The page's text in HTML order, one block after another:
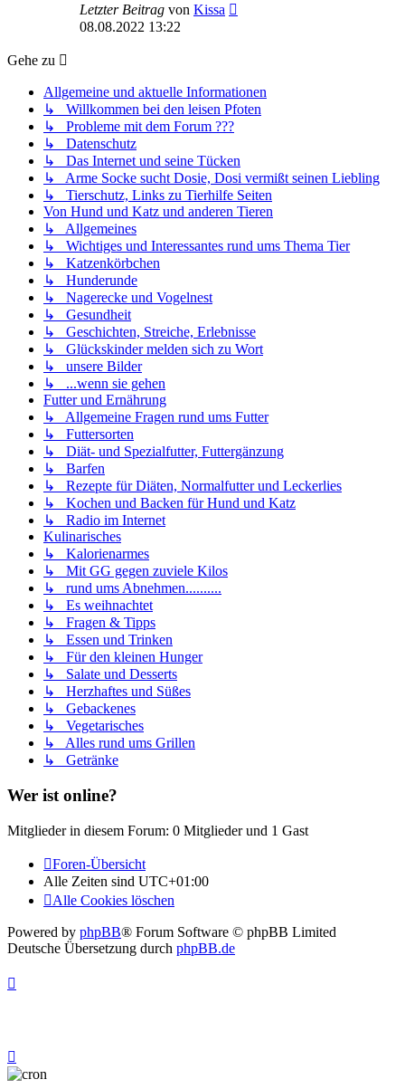
Letzter Beitrag von Kissa
08.08.2022 13:22
Gehe zu
Allgemeine und aktuelle Informationen
↳ Willkommen bei den leisen Pfoten
↳ Probleme mit dem Forum ???
↳ Datenschutz
↳ Das Internet und seine Tücken
↳ Arme Socke sucht Dosie, Dosi vermißt seinen Liebling
↳ Tierschutz, Links zu Tierhilfe Seiten
Von Hund und Katz und anderen Tieren
↳ Allgemeines
↳ Wichtiges und Interessantes rund ums Thema Tier
↳ Katzenkörbchen
↳ Hunderunde
↳ Nagerecke und Vogelnest
↳ Gesundheit
↳ Geschichten, Streiche, Erlebnisse
↳ Glückskinder melden sich zu Wort
↳ unsere Bilder
↳ ...wenn sie gehen
Futter und Ernährung
↳ Allgemeine Fragen rund ums Futter
↳ Futtersorten
↳ Diät- und Spezialfutter, Futtergänzung
↳ Barfen
↳ Rezepte für Diäten, Normalfutter und Leckerlies
↳ Kochen und Backen für Hund und Katz
↳ Radio im Internet
Kulinarisches
↳ Kalorienarmes
↳ Mit GG gegen zuviele Kilos
↳ rund ums Abnehmen..........
↳ Es weihnachtet
↳ Fragen & Tipps
↳ Essen und Trinken
↳ Für den kleinen Hunger
↳ Salate und Desserts
↳ Herzhaftes und Süßes
↳ Gebackenes
↳ Vegetarisches
↳ Alles rund ums Grillen
↳ Getränke
Wer ist online?
Mitglieder in diesem Forum: 0 Mitglieder und 1 Gast
Foren-Übersicht
Alle Zeiten sind UTC+01:00
Alle Cookies löschen
Powered by phpBB® Forum Software © phpBB Limited
Deutsche Übersetzung durch phpBB.de